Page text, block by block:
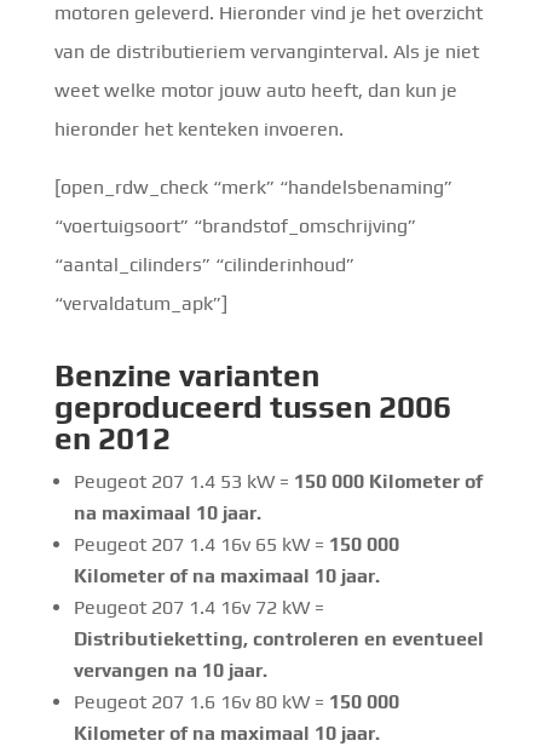
motoren geleverd. Hieronder vind je het overzicht
van de distributieriem vervanginterval. Als je niet
weet welke motor jouw auto heeft, dan kun je
hieronder het kenteken invoeren.
[open_rdw_check “merk” “handelsbenaming”
“voertuigsoort” “brandstof_omschrijving”
“aantal_cilinders” “cilinderinhoud”
“vervaldatum_apk”]
Benzine varianten
geproduceerd tussen 2006
en 2012
Peugeot 207 1.4 53 kW = 150 000 Kilometer of
na maximaal 10 jaar.
Peugeot 207 1.4 16v 65 kW = 150 000
Kilometer of na maximaal 10 jaar.
Peugeot 207 1.4 16v 72 kW =
Distributieketting, controleren en eventueel
vervangen na 10 jaar.
Peugeot 207 1.6 16v 80 kW = 150 000
Kilometer of na maximaal 10 jaar.